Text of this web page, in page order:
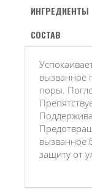
ИНГРЕДИЕНТЫ
СОСТАВ
вызванное
поры.
вызванное
защиту от